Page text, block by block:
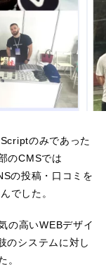
のみであった
のCMSでは
の投稿・口コミを
でした。
の高いWEBデザイ
のシステムに対し
。